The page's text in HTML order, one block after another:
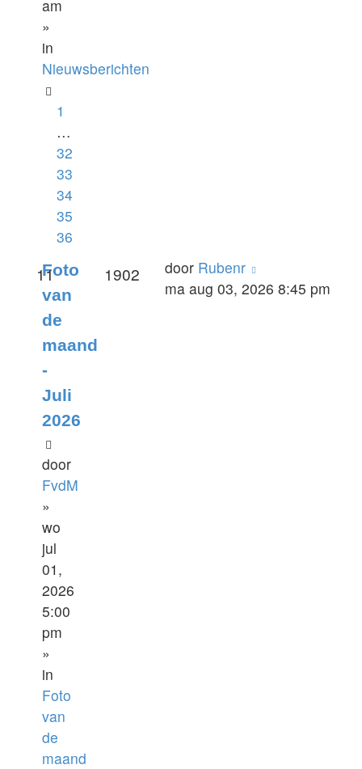
am
»
in
Nieuwsberichten
1
…
32
33
34
35
36
Foto
van
de
maand
-
Juli
2026
door
FvdM
»
wo
jul
01,
2026
5:00
pm
»
in
Foto
van
de
maand
11 1902 door Rubenr
ma aug 03, 2026 8:45 pm